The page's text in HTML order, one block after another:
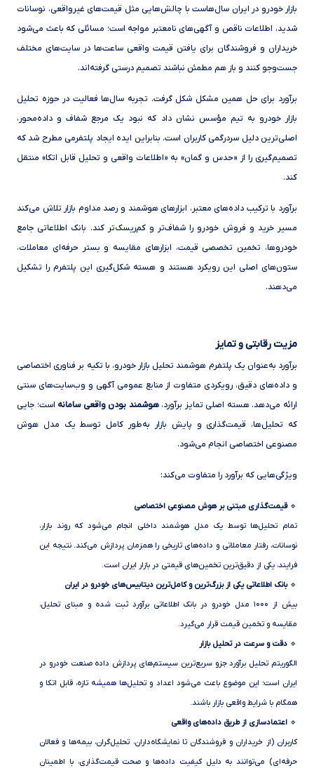
بازار خودرو در ایران سال‌هاست با چالش‌هایی مثل قیمت‌های غیرواقعی، نوسانات
شدید، اطلاعات ناقص و آگهی‌های نامعتبر مواجه است؛ مسائلی که باعث می‌شود
خریداران و فروشندگان برای یافتن قیمت واقعی ساعت‌ها در سایت‌های مختلف
جست‌وجو کنند و باز هم مطمئن نباشند تصمیم درستی گرفته‌اند.
برآورد برای حل همین مشکل شکل گرفت. تجربه سال‌ها فعالیت در حوزه تحلیل
بازار خودرو به تیم مؤسس نشان داد که نبود یک مرجع شفاف و داده‌محور،
اصلی‌ترین دلیل سردرگمی کاربران است. بنابراین ایده ایجاد پلتفرمی مطرح شد که
تصمیم‌گیری را از «حدس و گمان» به «اطلاعات واقعی و تحلیل قابل اتکا» منتقل
کند.
برآورد با ترکیب داده‌های معتبر، ابزارهای هوشمند و رصد مداوم بازار تلاش می‌کند
مسیر خرید و فروش خودرو را شفاف‌تر و کم‌ریسک‌تر کند. بانک اطلاعاتی جامع
خودروها، تخمین تخصصی قیمت، ابزارهای مقایسه و بستر حرفه‌ای معاملات،
ستون‌های اصلی این رویکرد هستند و هسته شکل‌گیری این پلتفرم را تشکیل
می‌دهند.
مزیت رقابتی و تمایز
برآورد به‌عنوان یک پلتفرم هوشمند تحلیل بازار خودرو، با تکیه بر فناوری اختصاصی
و داده‌های دقیق، رویکردی متفاوت از منابع عمومی آگهی و وب‌سایت‌های سنتی
ارائه می‌دهد. هسته اصلی تمایز برآورد،هوشمند بودن واقعی سامانه است؛ جایی
که تحلیل‌ها، قیمت‌گذاری و پایش بازار به‌طور کامل توسط یک مدل هوش
مصنوعی اختصاصی انجام می‌شود.
ویژگی‌هایی که برآورد را متفاوت می‌کند:
🔹قیمت‌گذاری مبتنی بر هوش مصنوعی اختصاصی
تمام تحلیل‌ها توسط یک مدل هوشمند داخلی انجام می‌شود که روند بازار،
نوسانات، رفتار معاملاتی و داده‌های تاریخی را همزمان پردازش می‌کند. نتیجه این
فرایند، یکی از دقیق‌ترین تخمین‌های قیمتی در بازار ایران است.
🔹بانک اطلاعاتی یکی از بزرگ‌ترین‌ و کامل‌ترین دیتابیس‌های خودرو در ایران
بیش از ۱۰۰۰ مدل خودرو در بانک اطلاعاتی برآورد ثبت شده و مبنای تحلیل،
مقایسه و تخمین قیمت قرار می‌گیرد.
🔹 دقت و سرعت در تحلیل بازار
الگوریتم‌ تحلیل برآورد جزو سریع‌ترین سیستم‌های پردازش داده صنعت خودرو در
ایران است؛ این موضوع باعث می‌شود اعداد و تحلیل‌ها همیشه تازه، قابل اتکا و
همگام با شرایط واقعی بازار باشند.
🔹 اعتمادسازی از طریق داده‌های واقعی
کاربران (از خریداران و فروشندگان تا نمایشگاه‌داران، تحلیل‌گران، بیمه‌ها و فعالان
حرفه‌ای) می‌توانند به دلیل کیفیت داده‌ها و صحت قیمت‌گذاری، با اطمینان